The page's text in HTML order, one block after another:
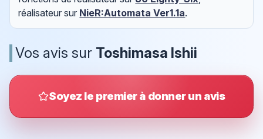
réalisateur sur NieR:Automata Ver1.1a.
Vos avis sur Toshimasa Ishii
Soyez le premier à donner un avis